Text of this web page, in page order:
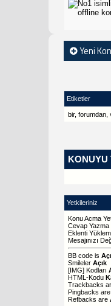
Yeni
Etiketler
bir,forumdan ,
Yetkileriniz
Konu Acma
Cevap
Eklenti
Mesajınızı
BB code is
Smileler Açık
[IMG] Kodları
HTML-Kodu
Trackbacks
Pingbacks
Refbacks are